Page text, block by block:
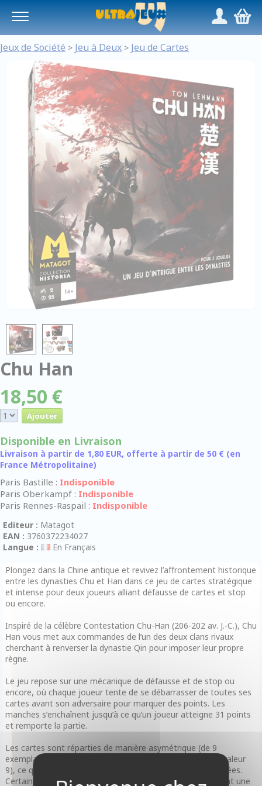
/,
Jeux de Société > Jeu à Deux > Jeu de Cartes
Chu Han
18,50 €
Disponible en Livraison
Livraison à partir de 1,80 EUR, offerte à partir de 50 € (en
France Métropolitaine)
Paris Bastille : Indisponible
Paris Oberkampf : Indisponible
Paris Rennes-Raspail : Indisponible
Editeur : Matagot
EAN : 3760372234027
Langue :
En Français
Plongez dans la Chine antique et revivez l’affrontement historique
entre les dynasties Chu et Han dans ce jeu de cartes stratégique
et intense pour deux joueurs alliant défausse de cartes et stop
ou encore.
Inspiré de la célèbre Contestation Chu-Han (206-202 av. J.-C.), Chu
Han vous met aux commandes de l’un des deux clans rivaux
cherchant à renverser la dynastie Qin pour imposer leur propre
règne.
Le jeu repose sur une mécanique de défausse et de stop ou
encore, où chaque joueur tente de se débarrasser de toutes ses
cartes avant son adversaire pour marquer des points. Les
manches s’enchaînent jusqu’à ce qu’un joueur atteigne 31 points
et remporte la partie.
Les cartes sont réparties de manière asymétrique (de 9
exemplaires pour la valeur 1 à un seul exemplaire pour la valeur
9), ce qui demande une gestion fine des combinaisons jouées.
Certains chiffres possèdent des pouvoirs spéciaux, ajoutant une